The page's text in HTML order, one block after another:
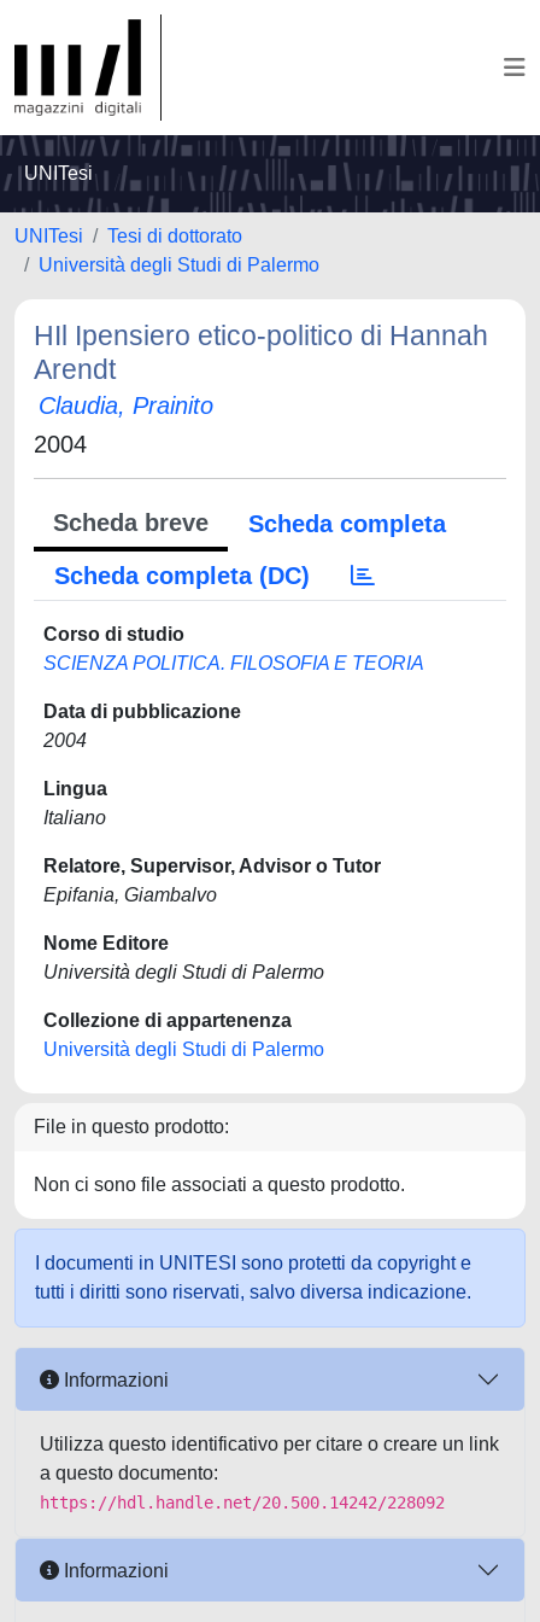
UNITesi
UNITesi
Tesi di dottorato
Università degli Studi di Palermo
HIl Ipensiero etico-politico di Hannah
Arendt
Claudia, Prainito
2004
Scheda breve
Scheda completa
Scheda completa (DC)
Corso di studio
SCIENZA POLITICA. FILOSOFIA E TEORIA
Data di pubblicazione
2004
Lingua
Italiano
Relatore, Supervisor, Advisor o Tutor
Epifania, Giambalvo
Nome Editore
Università degli Studi di Palermo
Collezione di appartenenza
Università degli Studi di Palermo
File in questo prodotto:
Non ci sono file associati a questo prodotto.
I documenti in UNITESI sono protetti da copyright e
tutti i diritti sono riservati, salvo diversa indicazione.
Informazioni
Utilizza questo identificativo per citare o creare un link
a questo documento:
https://hdl.handle.net/20.500.14242/228092
Informazioni